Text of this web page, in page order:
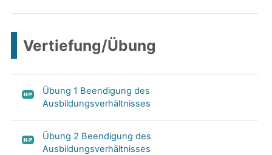
Vertiefung/Übung
Übung 1 Beendigung des
Ausbildungsverhältnisses
Übung 2 Beendigung des
Ausbildungsverhältnisses